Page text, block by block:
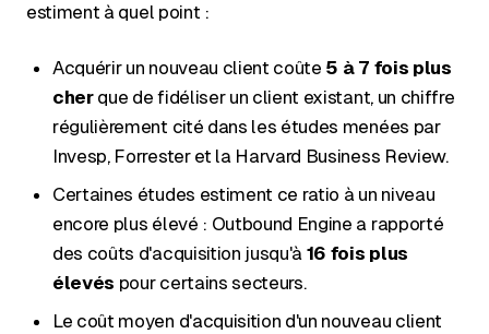
estiment à quel point :
Acquérir un nouveau client coûte 5 à 7 fois plus
cherque de fidéliser un client existant, un chiffre
régulièrement cité dans les études menées par
Invesp, Forrester et la Harvard Business Review.
Certaines études estiment ce ratio à un niveau
encore plus élevé : Outbound Engine a rapporté
des coûts d'acquisition jusqu'à 16 fois plus
élevés pour certains secteurs.
Le coût moyen d'acquisition d'un nouveau client